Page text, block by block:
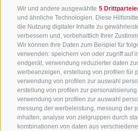
Wir und andere ausgewählte 5
und ähnliche Technologien. Diese
die Nutzung digitaler Inhalte zu
verbessern und, vorbehaltlich Ihrer
Wir können Ihre Daten zum Beispiel für
verwenden: speichern von oder zugriff auf
endgerät, verwendung reduzierter daten
werbeanzeigen, erstellung von profilen für
verwendung von profilen zur auswahl
erstellung von profilen zur
verwendung von profilen zur auswahl
messung der werbeleistung, messung der
inhalten, analyse von zielgruppen durch
kombinationen von daten aus